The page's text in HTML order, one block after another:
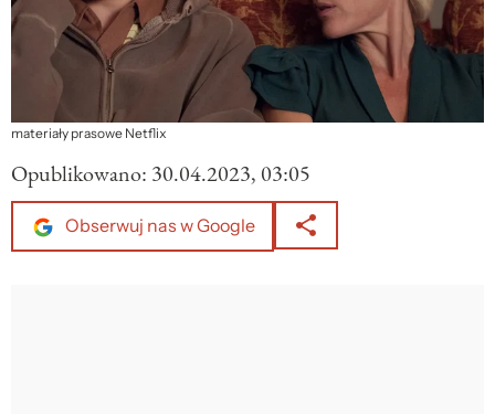
materiały prasowe Netflix
Opublikowano: 30.04.2023, 03:05
Obserwuj nas w Google